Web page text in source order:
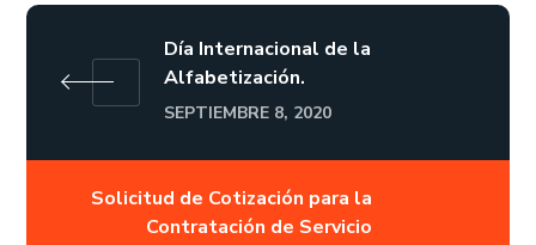
Día Internacional de la
Alfabetización.
SEPTIEMBRE 8, 2020
Solicitud de Cotización para la
Contratación de Servicio